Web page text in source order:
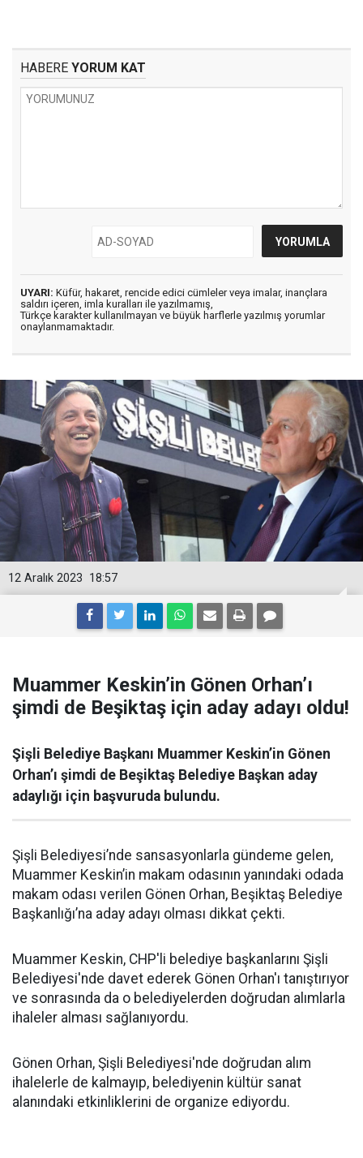
HABERE YORUM KAT
UYARI: Küfür, hakaret, rencide edici cümleler veya imalar, inançlara
saldırı içeren, imla kuralları ile yazılmamış,
Türkçe karakter kullanılmayan ve büyük harflerle yazılmış yorumlar
onaylanmamaktadır.
18:57
12 Aralık 2023
Muammer Keskin’in Gönen Orhan’ı
şimdi de Beşiktaş için aday adayı oldu!
Şişli Belediye Başkanı Muammer Keskin’in Gönen
Orhan’ı şimdi de Beşiktaş Belediye Başkan aday
adaylığı için başvuruda bulundu.
Şişli Belediyesi’nde sansasyonlarla gündeme gelen,
Muammer Keskin’in makam odasının yanındaki odada
makam odası verilen Gönen Orhan, Beşiktaş Belediye
Başkanlığı’na aday adayı olması dikkat çekti.
Muammer Keskin, CHP'li belediye başkanlarını Şişli
Belediyesi'nde davet ederek Gönen Orhan'ı tanıştırıyor
ve sonrasında da o belediyelerden doğrudan alımlarla
ihaleler alması sağlanıyordu.
Gönen Orhan, Şişli Belediyesi'nde doğrudan alım
ihalelerle de kalmayıp, belediyenin kültür sanat
alanındaki etkinliklerini de organize ediyordu.